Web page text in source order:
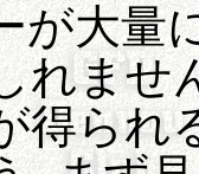
が大量
れませ
得られ